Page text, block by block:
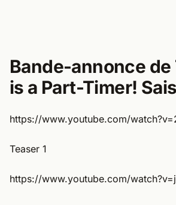
Bande-annonce de
is a Part-Timer!
https://www.youtube.com/
Teaser 1
https://www.youtube.com/